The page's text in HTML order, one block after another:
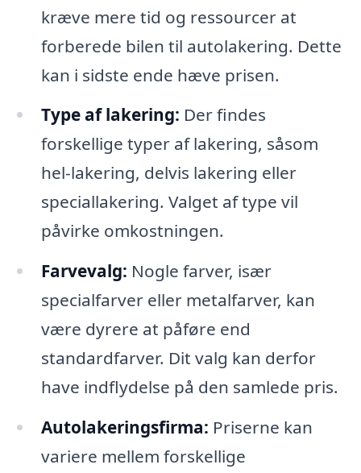
kræve mere tid og ressourcer at
forberede bilen til autolakering. Dette
kan i sidste ende hæve prisen.
Type af lakering: Der findes
forskellige typer af lakering, såsom
hel-lakering, delvis lakering eller
speciallakering. Valget af type vil
påvirke omkostningen.
Farvevalg: Nogle farver, især
specialfarver eller metalfarver, kan
være dyrere at påføre end
standardfarver. Dit valg kan derfor
have indflydelse på den samlede pris.
Autolakeringsfirma: Priserne kan
variere mellem forskellige